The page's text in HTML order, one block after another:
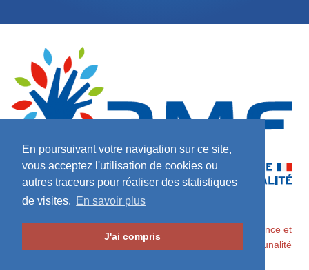
En poursuivant votre navigation sur ce site,
vous acceptez l'utilisation de cookies ou
autres traceurs pour réaliser des statistiques
de visites. En savoir plus
J'ai compris
Maires de France / Association des Maires de France et
des Présidents d'Intercommunalité